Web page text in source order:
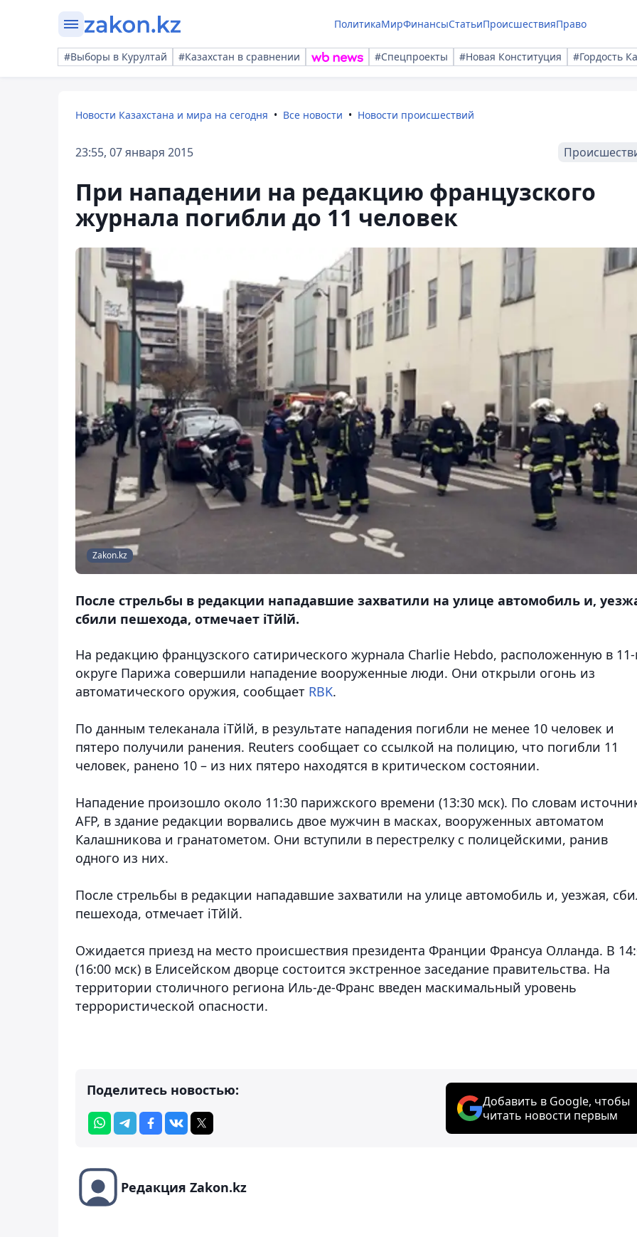
ПолитикаМирФинансыСтатьиПроисшествияПраво
#Выборы в Курултай #Казахстан в сравнении #Спецпроекты #Новая Конституция #Гордость
Новости Казахстана и мира на сегодня Все новости Новости происшествий
23:55, 07 января 2015
При нападении на редакцию французского
журнала погибли до 11 человек
Zakon.kz
После стрельбы в редакции нападавшие захватили на улице автомобиль и,
сбили пешехода, отмечает iTйlй.
На редакцию французского сатирического журнала Charlie Hebdo, расположенную в
округе Парижа совершили нападение вооруженные люди. Они открыли огонь из
автоматического оружия, сообщает RBK.
По данным телеканала iTйlй, в результате нападения погибли не менее 10 человек и
пятеро получили ранения. Reuters сообщает со ссылкой на полицию, что погибли 11
человек, ранено 10 – из них пятеро находятся в критическом состоянии.
Нападение произошло около 11:30 парижского времени (13:30 мск). По словам
AFP, в здание редакции ворвались двое мужчин в масках, вооруженных автоматом
Калашникова и гранатометом. Они вступили в перестрелку с полицейскими, ранив
одного из них.
После стрельбы в редакции нападавшие захватили на улице автомобиль и, уезжая,
пешехода, отмечает iTйlй.
Ожидается приезд на место происшествия президента Франции Франсуа Олланда. В
(16:00 мск) в Елисейском дворце состоится экстренное заседание правительства. На
территории столичного региона Иль-де-Франс введен маскимальный уровень
террористической опасности.
Поделитесь новостью:
Добавить в Google, чтобы
читать новости первым
Редакция Zakon.kz